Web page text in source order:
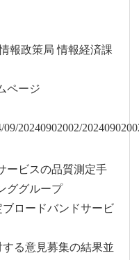
政策局 情報経済課
ージ
20240902002/
ービスの品質測定手
ググループ
ードバンドサービ
意見募集の結果並